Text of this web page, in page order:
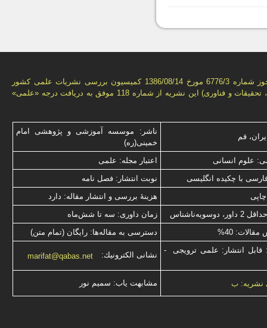
بر اساس مجوز شماره 6776/3 مورخ 1386/08/14 كمیسیون بررسى نشریات علمى كشور
(وزارت علوم، تحقیقات و فناورى) این نشریه از شماره 118 موفق به دریافت درجه «علمى»
قم
ناشر: موسسه آموزشی و پژوهشی امام
خمینی(ره)
علوم انسانی
اعتبار مجله: علمی
با چكیده انگلیسی
نوبت انتشار: فصل نامه
چاپی
هزینۀ بررسی و انتشار مقاله: دارد
زمان داوری: سه تا شش‌ماه
40%
دسترسی به مقاله‌ها: رایگان (تمام متن)
قابل انتشار: علمی ترویجی -
نشانی الكترونیك: marifat@qabas.net
نشریه: ب مشابهت ياب: سميم نور